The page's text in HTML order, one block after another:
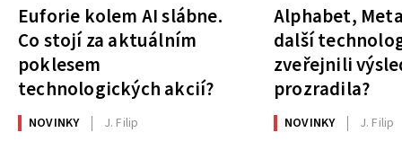
Euforie kolem AI slábne.
Co stojí za aktuálním
poklesem
technologických akcií?
NOVINKY J. Filip
Alphabet,
další
zveřejnili
prozradila?
NOVINKY J. Filip